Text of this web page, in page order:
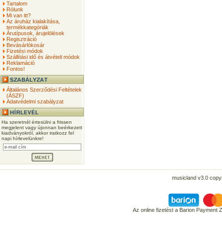
Tartalom
Rólunk
Mi van itt?
Az áruház kialakítása,
termékkategóriák
Árutípusok, árujelölések
Regisztráció
Bevásárlókosár
Fizetési módok
Szállítási idő és átvételi módok
Reklamáció
Fontos!
Általános Szerződési Feltételek
(ÁSZF)
Adatvédelmi szabályzat
Ha szeretnél értesülni a frissen
megjelent vagy újonnan beérkezett
kiadványokról, akkor iratkozz fel
napi hírlevelünkre!
musicland v3.0
Az online fizetést a Barion Payment